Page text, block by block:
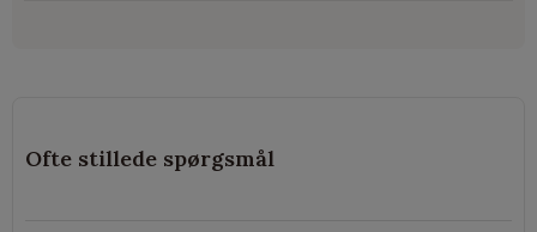
Ofte stillede spørgsmål